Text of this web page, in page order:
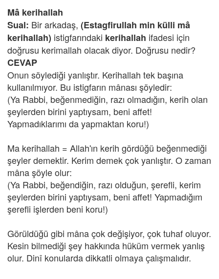
Mâ kerihallah
Sual: Bir arkadaş, (Estagfirullah min külli mâ
kerihallah) istigfarındaki kerihallah ifadesi için
doğrusu kerimallah olacak diyor. Doğrusu nedir?
CEVAP
Onun söylediği yanlıştır. Kerihallah tek başına
kullanılmıyor. Bu istigfarın mânası şöyledir:
(Ya Rabbi, beğenmediğin, razı olmadığın, kerih olan
şeylerden birini yaptıysam, beni affet!
Yapmadıklarımı da yapmaktan koru!)
Ma kerihallah = Allah'ın kerih gördüğü beğenmediği
şeyler demektir. Kerim demek çok yanlıştır. O zaman
mâna şöyle olur:
(Ya Rabbi, beğendiğin, razı olduğun, şerefli, kerim
şeylerden birini yaptıysam, beni affet! Yapmadığım
şerefli işlerden beni koru!)
Görüldüğü gibi mâna çok değişiyor, çok tuhaf oluyor.
Kesin bilmediği şey hakkında hüküm vermek yanlış
olur. Dinî konularda dikkatli olmaya çalışmalıdır.